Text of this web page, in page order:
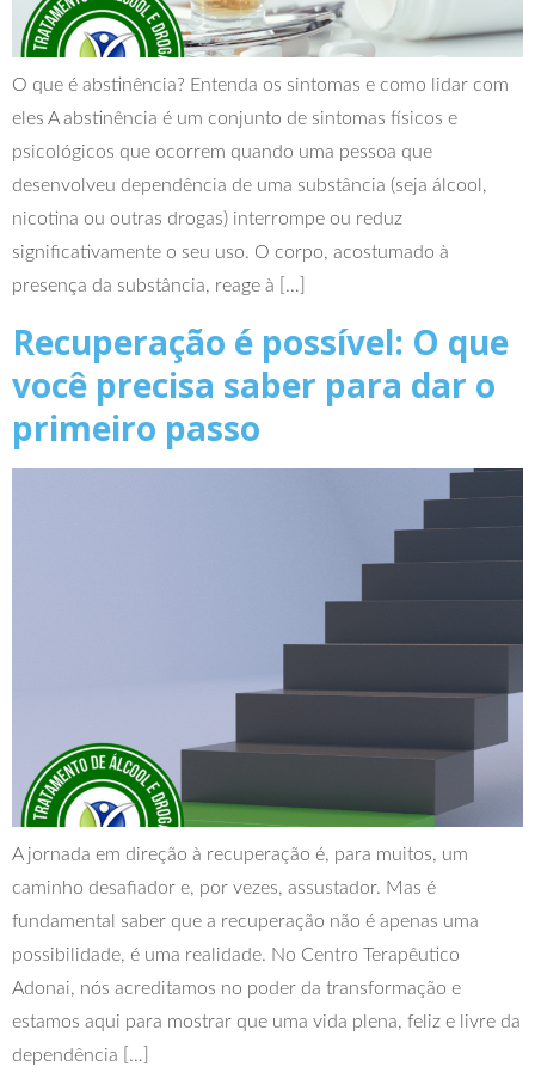
O que é abstinência? Entenda os sintomas e como lidar com
eles A abstinência é um conjunto de sintomas físicos e
psicológicos que ocorrem quando uma pessoa que
desenvolveu dependência de uma substância (seja álcool,
nicotina ou outras drogas) interrompe ou reduz
significativamente o seu uso. O corpo, acostumado à
presença da substância, reage à […]
Recuperação é possível: O que
você precisa saber para dar o
primeiro passo
A jornada em direção à recuperação é, para muitos, um
caminho desafiador e, por vezes, assustador. Mas é
fundamental saber que a recuperação não é apenas uma
possibilidade, é uma realidade. No Centro Terapêutico
Adonai, nós acreditamos no poder da transformação e
estamos aqui para mostrar que uma vida plena, feliz e livre da
dependência […]